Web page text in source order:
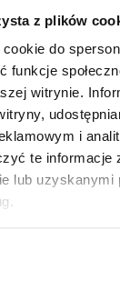
z plików
do
funkcje
witrynie.
i
te informacje
lub uzyskanymi
wewnątrz,
gdzie
pokrycie
idealnym
a
dla tworzyw
na długie
idącej w